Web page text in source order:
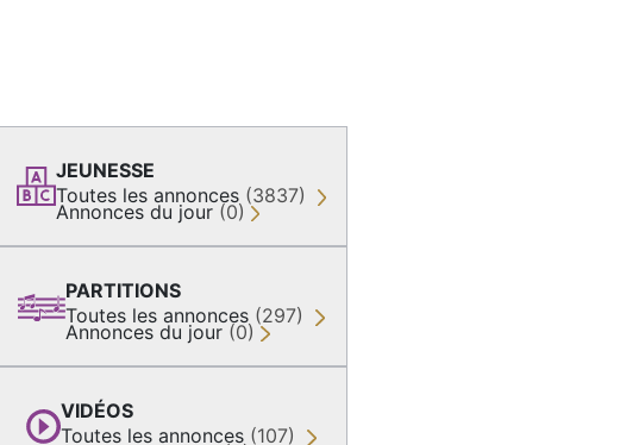
JEUNESSE
Toutes les annonces (3837)
Annonces du jour (0)
PARTITIONS
Toutes les annonces (297)
Annonces du jour (0)
VIDÉOS
Toutes les annonces (107)